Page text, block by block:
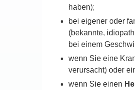
haben);
bei eigener oder
(bekannte,
bei einem
wenn Sie eine
verursacht) oder
wenn Sie einen